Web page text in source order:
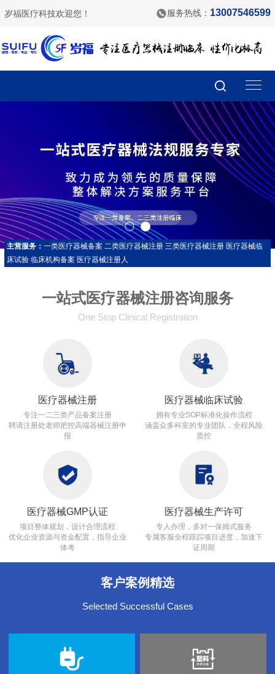
服务热线： 13007546599
岁福医疗科技欢迎您！
主营服务：一类医疗器械备案 二类医疗器械注册 三类医疗器械注册 医疗器械临
床试验 临床机构备案 医疗器械注册人
一站式医疗器械注册咨询服务
One Stop Clinical Registration
医疗器械注册
专注一二三类产品备案注册
聘请注册处老师把控高端器械注册申
报
医疗器械临床试验
拥有专业SOP标准化操作流程
涵盖众多科室的专业团队，全程风险
质控
医疗器械GMP认证
项目整体规划，设计合理流程
优化企业资源与资金配置，指导企业
体考
医疗器械生产许可
专人办理，多对一保姆式服务
专属客服全程跟踪项目进度，加速下
证周期
客户案例精选
Selected Successful Cases